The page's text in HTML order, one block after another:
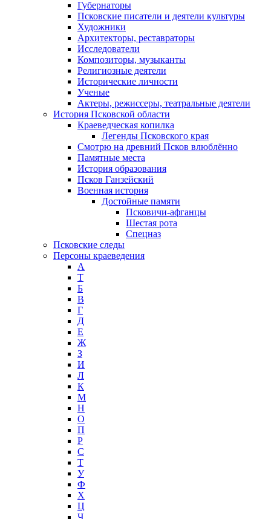
Губернаторы
Псковские писатели и деятели культуры
Художники
Архитекторы, реставраторы
Исследователи
Композиторы, музыканты
Религиозные деятели
Исторические личности
Ученые
Актеры, режиссеры, театральные деятели
История Псковской области
Краеведческая копилка
Легенды Псковского края
Смотрю на древний Псков влюблённо
Памятные места
История образования
Псков Ганзейский
Военная история
Достойные памяти
Псковичи-афганцы
Шестая рота
Спецназ
Псковские следы
Персоны краеведения
А
T
Б
В
Г
Д
Е
Ж
З
И
Л
К
М
Н
О
П
Р
С
Т
У
Ф
Х
Ц